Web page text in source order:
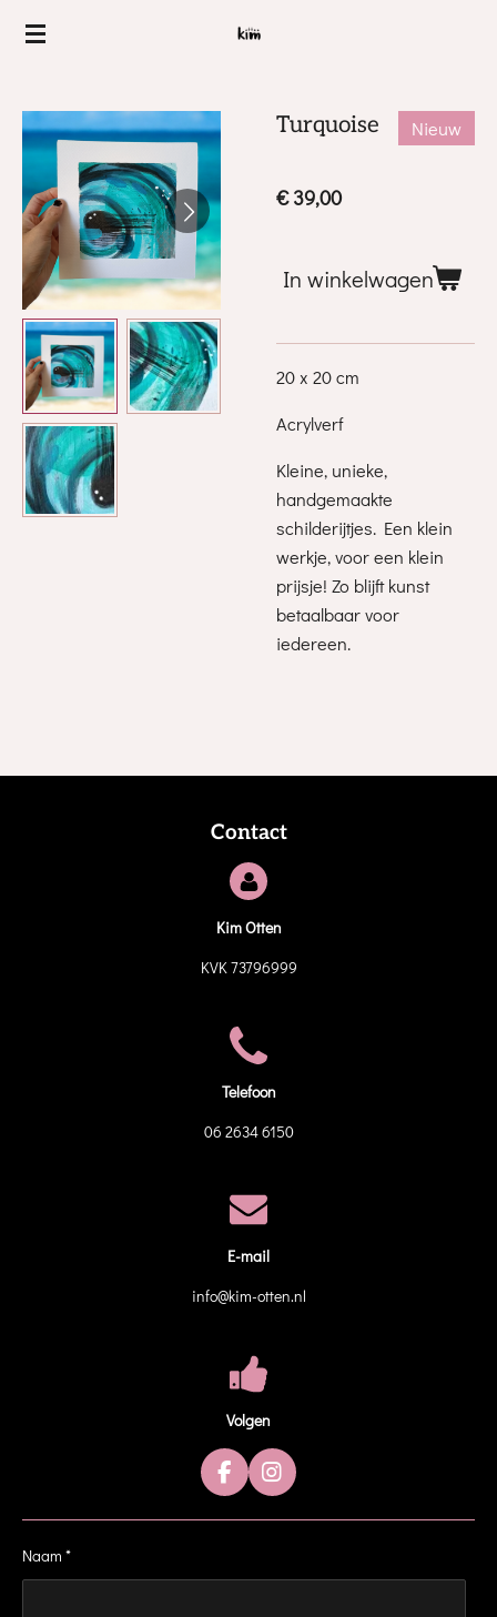
Ga
de
hoofdinhoud
Turquoise Nieuw
€ 39,00
In winkelwagen
20 x 20 cm
Acrylverf
Kleine, unieke,
handgemaakte
schilderijtjes. Een klein
werkje, voor een klein
prijsje! Zo blijft kunst
betaalbaar voor
iedereen.
Contact
Kim Otten
KVK 73796999
Telefoon
06 2634 6150
E-mail
info@kim-otten.nl
Volgen
F
a
c
o
I
n
s
g
Naam *